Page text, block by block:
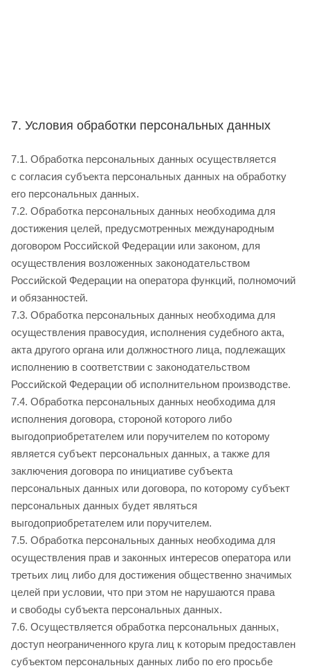
7. Условия обработки персональных данных
7.1. Обработка персональных данных осуществляется
с согласия субъекта персональных данных на обработку
его персональных данных.
7.2. Обработка персональных данных необходима для
достижения целей, предусмотренных международным
договором Российской Федерации или законом, для
осуществления возложенных законодательством
Российской Федерации на оператора функций, полномочий
и обязанностей.
7.3. Обработка персональных данных необходима для
осуществления правосудия, исполнения судебного акта,
акта другого органа или должностного лица, подлежащих
исполнению в соответствии с законодательством
Российской Федерации об исполнительном производстве.
7.4. Обработка персональных данных необходима для
исполнения договора, стороной которого либо
выгодоприобретателем или поручителем по которому
является субъект персональных данных, а также для
заключения договора по инициативе субъекта
персональных данных или договора, по которому субъект
персональных данных будет являться
выгодоприобретателем или поручителем.
7.5. Обработка персональных данных необходима для
осуществления прав и законных интересов оператора или
третьих лиц либо для достижения общественно значимых
целей при условии, что при этом не нарушаются права
и свободы субъекта персональных данных.
7.6. Осуществляется обработка персональных данных,
доступ неограниченного круга лиц к которым предоставлен
субъектом персональных данных либо по его просьбе